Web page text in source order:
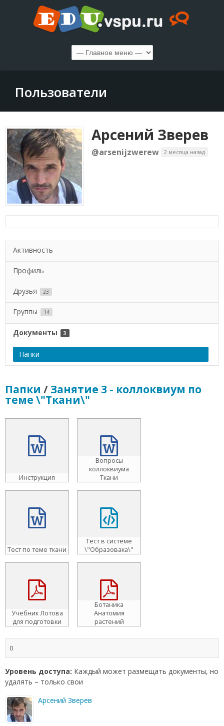
Пользователи
Арсений Зверев
@arsenijzwerew 2 месяца назад
Активность
Профиль
Друзья 23
Группы 14
Документы 3
Папки
Папки / Занятие 3 - коллоквиум по
теме \"Ткани\"
Инструкция
Вопросы
коллоквиума
Ткани
Тест по теме ткани
Тест в системе
\"Образовака\"
Учебник Лотова
для подготовки
Ботаника
Анатомия
растений
0
Уровень доступа: Каждый может размещать документы, но
удалять – только свои
Арсений Зверев